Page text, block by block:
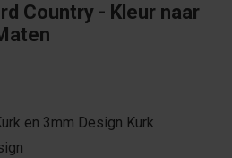
Country - Kleur naar
en 3mm Design Kurk